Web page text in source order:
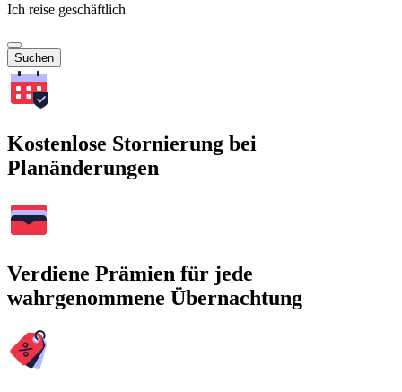
Ich reise geschäftlich
Suchen
Kostenlose Stornierung bei
Planänderungen
Verdiene Prämien für jede
wahrgenommene Übernachtung